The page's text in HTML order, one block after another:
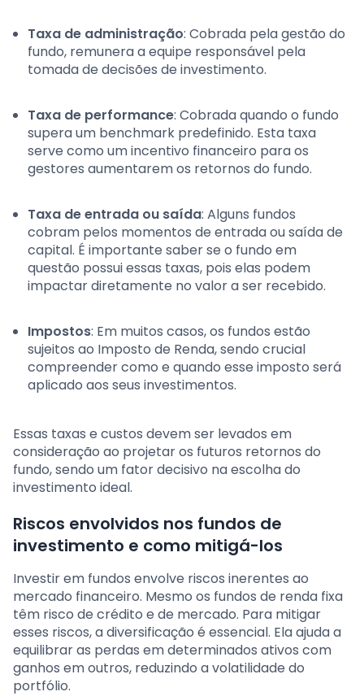
Taxa de administração: Cobrada pela gestão do
fundo, remunera a equipe responsável pela
tomada de decisões de investimento.
Taxa de performance: Cobrada quando o fundo
supera um benchmark predefinido. Esta taxa
serve como um incentivo financeiro para os
gestores aumentarem os retornos do fundo.
Taxa de entrada ou saída: Alguns fundos
cobram pelos momentos de entrada ou saída de
capital. É importante saber se o fundo em
questão possui essas taxas, pois elas podem
impactar diretamente no valor a ser recebido.
Impostos: Em muitos casos, os fundos estão
sujeitos ao Imposto de Renda, sendo crucial
compreender como e quando esse imposto será
aplicado aos seus investimentos.
Essas taxas e custos devem ser levados em
consideração ao projetar os futuros retornos do
fundo, sendo um fator decisivo na escolha do
investimento ideal.
Riscos envolvidos nos fundos de
investimento e como mitigá-los
Investir em fundos envolve riscos inerentes ao
mercado financeiro. Mesmo os fundos de renda fixa
têm risco de crédito e de mercado. Para mitigar
esses riscos, a diversificação é essencial. Ela ajuda a
equilibrar as perdas em determinados ativos com
ganhos em outros, reduzindo a volatilidade do
portfólio.